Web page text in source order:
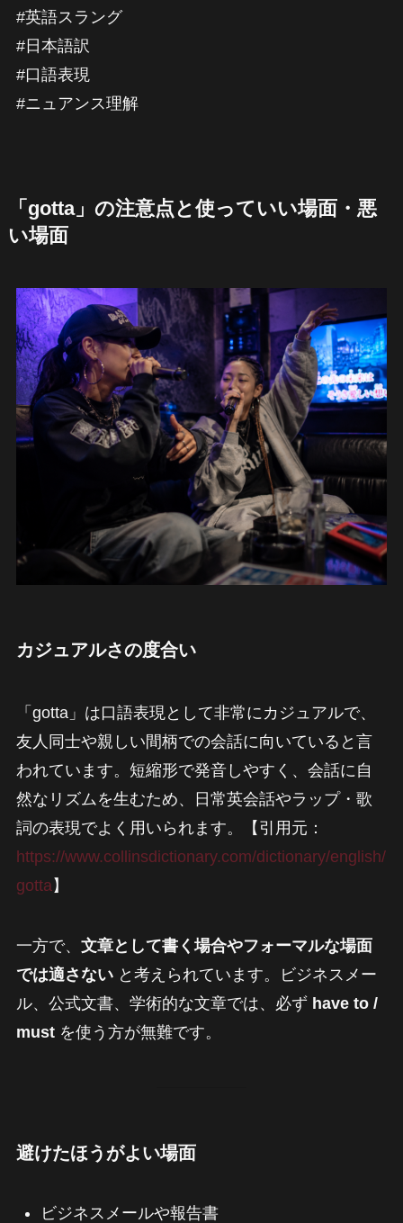
#英語スラング
#日本語訳
#口語表現
#ニュアンス理解
「gotta」の注意点と使っていい場面・悪
い場面
カジュアルさの度合い
「gotta」は口語表現として非常にカジュアルで、
友人同士や親しい間柄での会話に向いていると言
われています。短縮形で発音しやすく、会話に自
然なリズムを生むため、日常英会話やラップ・歌
詞の表現でよく用いられます。【引用元：
https://www.collinsdictionary.com/dictionary/english/
gotta 】
一方で、 文章として書く場合やフォーマルな場面
では適さないと考えられています。ビジネスメー
ル、公式文書、学術的な文章では、必ず have to /
mustを使う方が無難です。
避けたほうがよい場面
ビジネスメールや報告書